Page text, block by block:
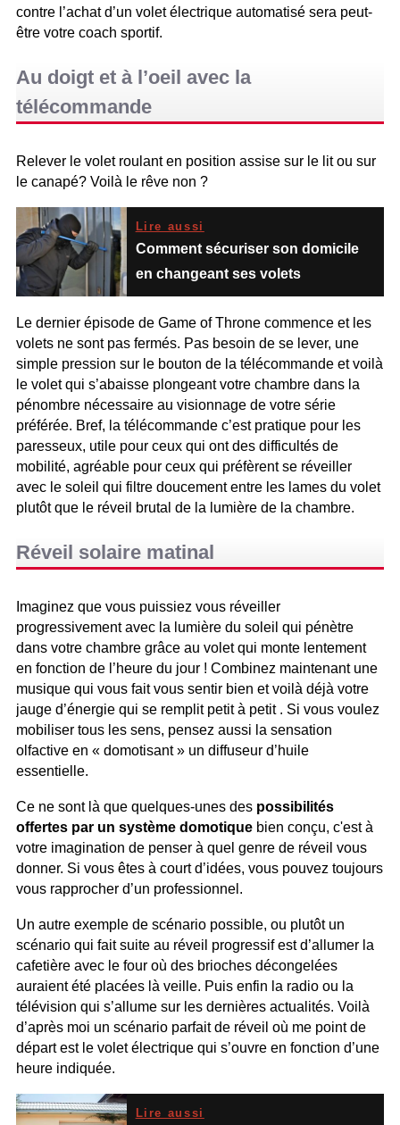
contre l’achat d’un volet électrique automatisé sera peut-
être votre coach sportif.
Au doigt et à l’oeil avec la
télécommande
Relever le volet roulant en position assise sur le lit ou sur
le canapé? Voilà le rêve non ?
Lire aussi
Comment sécuriser son domicile
en changeant ses volets
Le dernier épisode de Game of Throne commence et les
volets ne sont pas fermés. Pas besoin de se lever, une
simple pression sur le bouton de la télécommande et voilà
le volet qui s’abaisse plongeant votre chambre dans la
pénombre nécessaire au visionnage de votre série
préférée. Bref, la télécommande c’est pratique pour les
paresseux, utile pour ceux qui ont des difficultés de
mobilité, agréable pour ceux qui préfèrent se réveiller
avec le soleil qui filtre doucement entre les lames du volet
plutôt que le réveil brutal de la lumière de la chambre.
Réveil solaire matinal
Imaginez que vous puissiez vous réveiller
progressivement avec la lumière du soleil qui pénètre
dans votre chambre grâce au volet qui monte lentement
en fonction de l’heure du jour ! Combinez maintenant une
musique qui vous fait vous sentir bien et voilà déjà votre
jauge d’énergie qui se remplit petit à petit . Si vous voulez
mobiliser tous les sens, pensez aussi la sensation
olfactive en « domotisant » un diffuseur d’huile
essentielle.
Ce ne sont là que quelques-unes des possibilités
offertes par un système domotique bien conçu, c'est à
votre imagination de penser à quel genre de réveil vous
donner. Si vous êtes à court d’idées, vous pouvez toujours
vous rapprocher d’un professionnel.
Un autre exemple de scénario possible, ou plutôt un
scénario qui fait suite au réveil progressif est d’allumer la
cafetière avec le four où des brioches décongelées
auraient été placées là veille. Puis enfin la radio ou la
télévision qui s’allume sur les dernières actualités. Voilà
d’après moi un scénario parfait de réveil où me point de
départ est le volet électrique qui s’ouvre en fonction d’une
heure indiquée.
Lire aussi